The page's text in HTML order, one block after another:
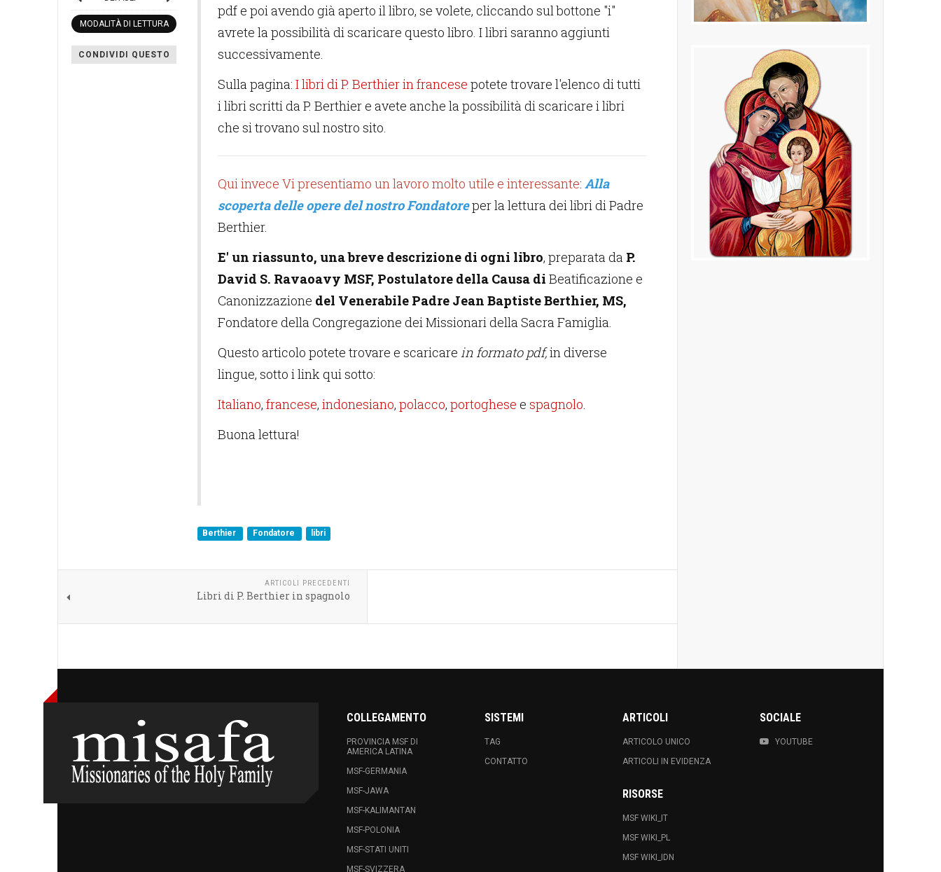
MODALITÀ DI LETTURA
CONDIVIDI QUESTO
pdf e poi avendo già aperto il libro, se volete, cliccando sul bottone "i"
avrete la possibilità di scaricare questo libro. I libri saranno aggiunti
successivamente.
Sulla pagina: I libri di P. Berthier in francese potete trovare l'elenco di tutti
i libri scritti da P. Berthier e avete anche la possibilità di scaricare i libri
che si trovano sul nostro sito.
Qui invece Vi presentiamo un lavoro molto utile e interessante: Alla
scoperta delle opere del nostro Fondatoreper la lettura dei libri di Padre
Berthier.
E' un riassunto, una breve descrizione di ogni libro, preparata da P.
David S. Ravaoavy MSF, Postulatore della Causa di Beatificazione e
Canonizzazione del Venerabile Padre Jean Baptiste Berthier, MS,
Fondatore della Congregazione dei Missionari della Sacra Famiglia.
Questo articolo potete trovare e scaricare in formato pdf,in diverse
lingue, sotto i link qui sotto:
Italiano, francese, indonesiano, polacco, portoghese e spagnolo.
Buona lettura!
Berthier Fondatore libri
ARTICOLI PRECEDENTI
Libri di P. Berthier in spagnolo
COLLEGAMENTO
PROVINCIA MSF DI
AMERICA LATINA
MSF-GERMANIA
MSF-JAWA
MSF-KALIMANTAN
MSF-POLONIA
MSF-STATI UNITI
MSF-SVIZZERA
SISTEMI
TAG
CONTATTO
ARTICOLI
ARTICOLO UNICO
ARTICOLI IN EVIDENZA
RISORSE
MSF WIKI_IT
MSF WIKI_PL
MSF WIKI_IDN
SOCIALE
YOUTUBE